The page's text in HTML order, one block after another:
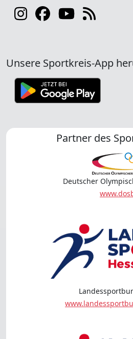
Unsere Sportkreis-App
Partner des
Deutscher